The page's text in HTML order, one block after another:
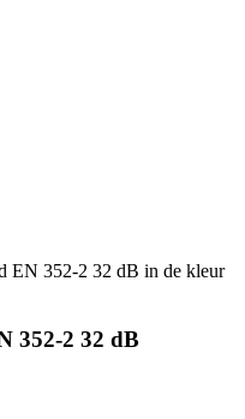
352-2 32 dB